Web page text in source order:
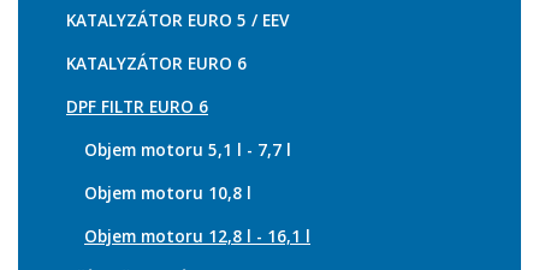
KATALYZÁTOR EURO 5 / EEV
KATALYZÁTOR EURO 6
DPF FILTR EURO 6
Objem motoru 5,1 l - 7,7 l
Objem motoru 10,8 l
Objem motoru 12,8 l - 16,1 l